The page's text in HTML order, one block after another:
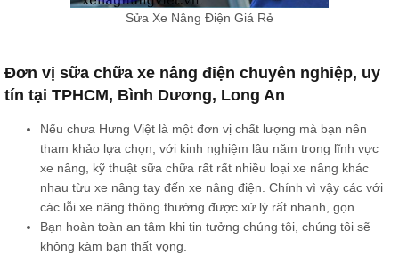
Sửa Xe Nâng Điện Giá Rẻ
Đơn vị sữa chữa xe nâng điện chuyên nghiệp, uy
tín tại TPHCM, Bình Dương, Long An
Nếu chưa Hưng Việt là một đơn vị chất lượng mà bạn nên
tham khảo lựa chọn, với kinh nghiệm lâu năm trong lĩnh vực
xe nâng, kỹ thuật sữa chữa rất rất nhiều loại xe nâng khác
nhau từu xe nâng tay đến xe nâng điện. Chính vì vậy các với
các lỗi xe nâng thông thường được xử lý rất nhanh, gọn.
Bạn hoàn toàn an tâm khi tin tưởng chúng tôi, chúng tôi sẽ
không kàm bạn thất vọng.